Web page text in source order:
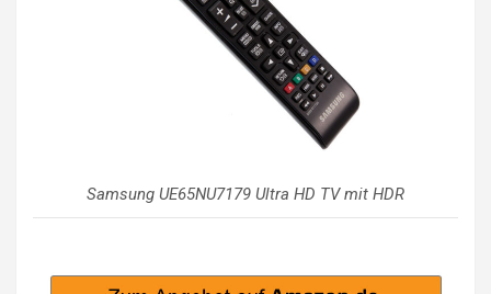
Samsung UE65NU7179 Ultra HD TV mit HDR